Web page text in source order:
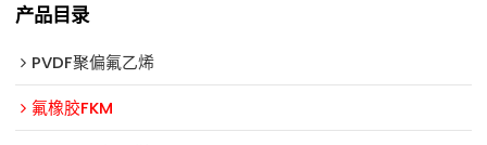
产品目录
PVDF聚偏氟乙烯
氟橡胶FKM